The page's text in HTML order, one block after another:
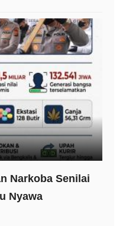
Narkoba Senilai
Nyawa